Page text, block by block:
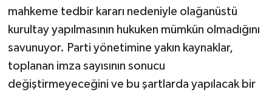
mahkeme tedbir kararı nedeniyle olağanüstü
kurultay yapılmasının hukuken mümkün olmadığını
savunuyor. Parti yönetimine yakın kaynaklar,
toplanan imza sayısının sonucu
değiştirmeyeceğini ve bu şartlarda yapılacak bir